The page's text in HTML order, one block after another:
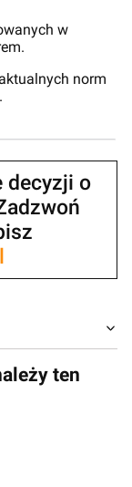
w
norm
decyzji o
ten